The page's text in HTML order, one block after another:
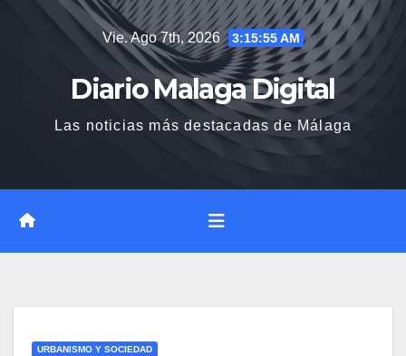
Vie. Ago 7th, 2026 3:15:56 AM
Diario Malaga Digital
Las noticias más destacadas de Málaga
URBANISMO Y SOCIEDAD